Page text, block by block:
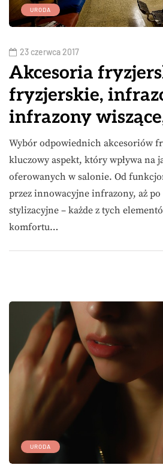
URODA
23 czerwca 2017
Akcesoria
fryzjerskie,
infrazony
Wybór odpowiednich akcesoriów
kluczowy aspekt, który wpływa na
oferowanych w salonie. Od
przez innowacyjne infrazony, aż
stylizacyjne – każde z tych
komfortu…
URODA